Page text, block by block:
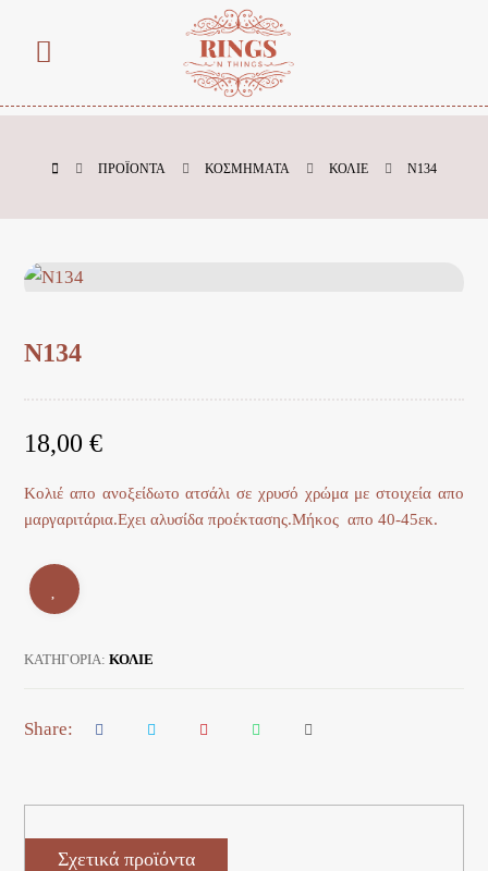
ΠΡΟΪΌΝΤΑ ΚΟΣΜΗΜΑΤΑ ΚΟΛΙΕ N134
N134
18,00€
Κολιέ απο ανοξείδωτο ατσάλι σε χρυσό χρώμα με στοιχεία απο
μαργαριτάρια.Εχει αλυσίδα προέκτασης.Μήκος απο 40-45εκ.
ΚΑΤΗΓΟΡΊΑ:ΚΟΛΙΕ
Σχετικά προϊόντα